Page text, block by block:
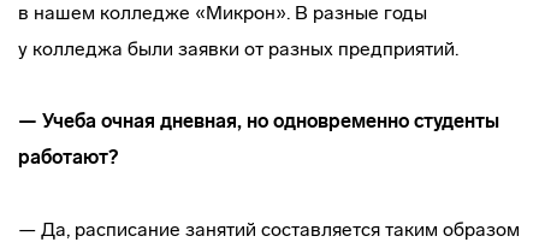
в нашем колледже «Микрон». В разные годы
у колледжа были заявки от разных предприятий.
— Учеба очная дневная, но одновременно студенты
работают?
— Да, расписание занятий составляется таким образом